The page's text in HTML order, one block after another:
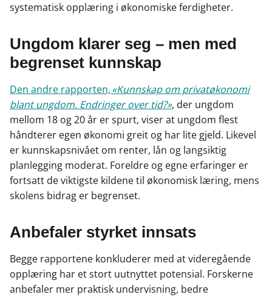
systematisk opplæring i økonomiske ferdigheter.
Ungdom klarer seg – men med
begrenset kunnskap
Den andre rapporten,«Kunnskap om privatøkonomi
blant ungdom. Endringer over tid?», der ungdom
mellom 18 og 20 år er spurt, viser at ungdom flest
håndterer egen økonomi greit og har lite gjeld. Likevel
er kunnskapsnivået om renter, lån og langsiktig
planlegging moderat. Foreldre og egne erfaringer er
fortsatt de viktigste kildene til økonomisk læring, mens
skolens bidrag er begrenset.
Anbefaler styrket innsats
Begge rapportene konkluderer med at videregående
opplæring har et stort uutnyttet potensial. Forskerne
anbefaler mer praktisk undervisning, bedre